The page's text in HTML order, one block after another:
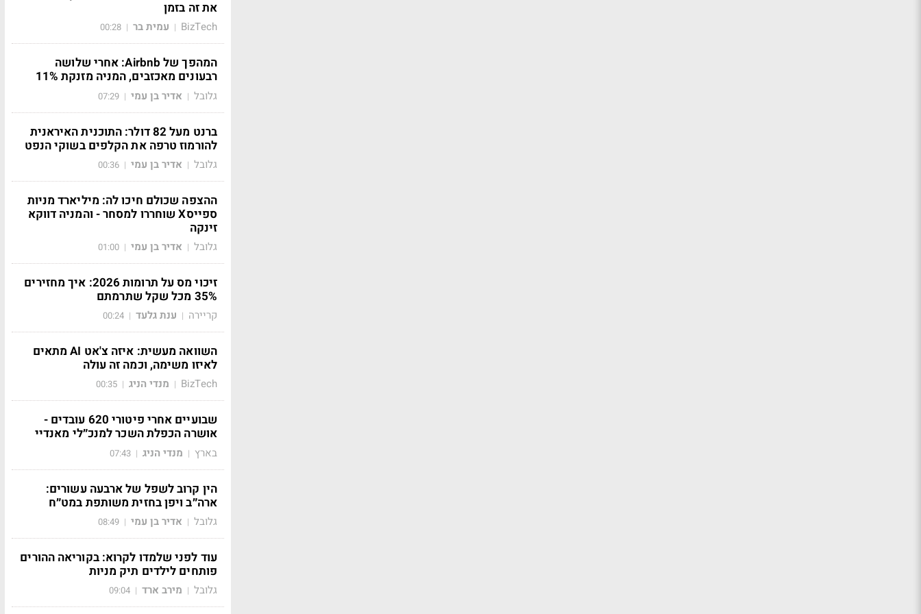
את זה בזמן
BizTech
| עמית בר |
00:28
המהפך של Airbnb: אחרי שלושה
רבעונים מאכזבים, המניה מזנקת 11%
גלובל | אדיר בן עמי |
07:29
ברנט מעל 82 דולר: התוכנית האיראנית
להורמוז טרפה את הקלפים בשוקי הנפט
גלובל | אדיר בן עמי |
00:36
ההצפה שכולם חיכו לה: מיליארד מניות
ספייסX שוחררו למסחר - והמניה דווקא
זינקה
גלובל | אדיר בן עמי |
01:00
זיכוי מס על תרומות 2026: איך מחזירים
35% מכל שקל שתרמתם
קריירה | ענת גלעד |
00:24
השוואה מעשית: איזה צ'אט AI מתאים
לאיזו משימה, וכמה זה עולה
BizTech
| מנדי הניג |
00:35
שבועיים אחרי פיטורי 620 עובדים -
אושרה הכפלת השכר למנכ״לי מאנדיי
בארץ | מנדי הניג |
07:43
הין קרוב לשפל של ארבעה עשורים:
ארה״ב ויפן בחזית משותפת במט״ח
גלובל | אדיר בן עמי |
08:49
עוד לפני שלמדו לקרוא: בקוריאה ההורים
פותחים לילדים תיק מניות
גלובל | מירב ארד |
09:04